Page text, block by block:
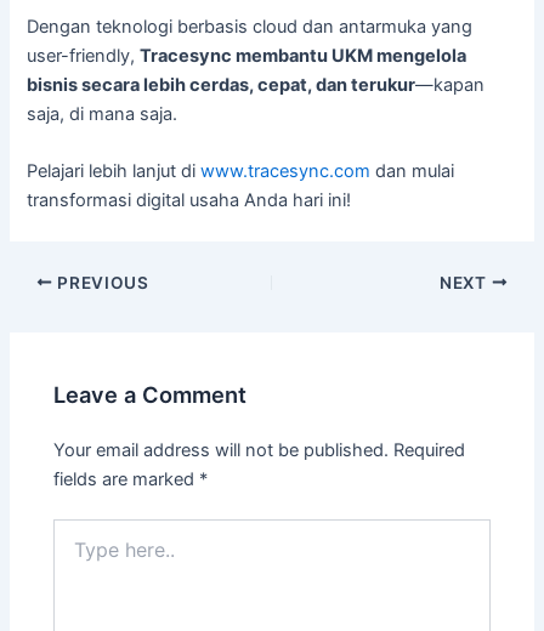
Dengan teknologi berbasis cloud dan antarmuka yang
user-friendly,Tracesync membantu UKM mengelola
bisnis secara lebih cerdas, cepat, dan terukur—kapan
saja, di mana saja.
Pelajari lebih lanjut diwww.tracesync.com dan mulai
transformasi digital usaha Anda hari ini!
PREVIOUS NEXT
Leave a Comment
Your email address will not be published. Required
fields are marked *
here..